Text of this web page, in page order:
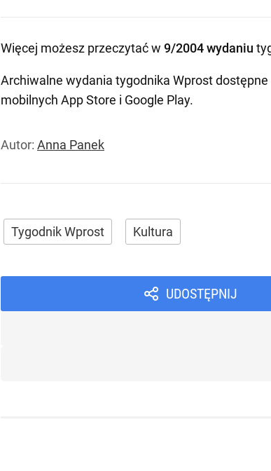
Więcej możesz przeczytać w 9/2004 wydaniu
Archiwalne wydania tygodnika Wprost
mobilnych App Store i Google Play.
Autor: Anna Panek
Tygodnik Wprost Kultura
UDOSTĘPNIJ